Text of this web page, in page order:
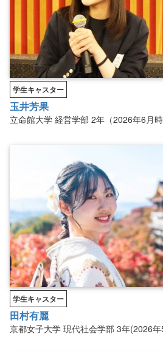
学生キャスター
玉井芳果
立命館大学 経営学部 2年（2026年6月時
学生キャスター
田村有麗
京都女子大学 現代社会学部 3年(2026